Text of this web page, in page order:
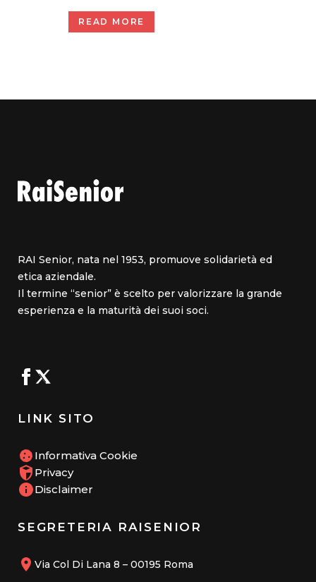
READ MORE
RAI Senior, nata nel 1953, promuove solidarietà ed
etica aziendale.
Il termine “senior” è scelto per valorizzare la grande
esperienza e la maturità dei suoi soci.
LINK SITO
Informativa Cookie
Privacy
Disclaimer
SEGRETERIA RAISENIOR
Via Col Di Lana 8 – 00195 Roma